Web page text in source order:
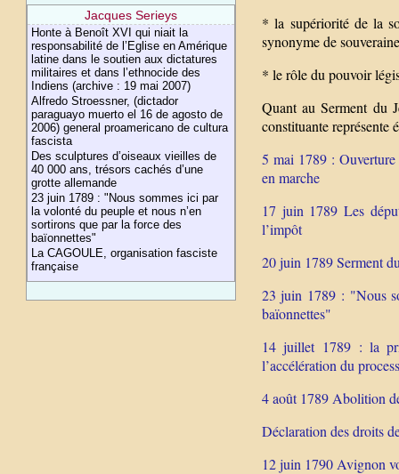
Jacques Serieys
Honte à Benoît XVI qui niait la
responsabilité de l’Eglise en Amérique
latine dans le soutien aux dictatures
militaires et dans l’ethnocide des
Indiens (archive : 19 mai 2007)
Alfredo Stroessner, (dictador
paraguayo muerto el 16 de agosto de
2006) general proamericano de cultura
fascista
Des sculptures d’oiseaux vieilles de
40 000 ans, trésors cachés d’une
grotte allemande
23 juin 1789 : "Nous sommes ici par
la volonté du peuple et nous n’en
sortirons que par la force des
baïonnettes"
La CAGOULE, organisation fasciste
française
* la supériorité de la
synonyme de
* le rôle du pouvoir
Quant au Serment du
constituante représente
5 mai 1789 :
en marche
17 juin 1789 Les
l’impôt
20 juin 1789 Serment
23 juin 1789 : "Nous
baïonnettes"
14 juillet 1789 : la
l’accélération du
4 août 1789 Abolition
Déclaration des droits
12 juin 1790 Avignon